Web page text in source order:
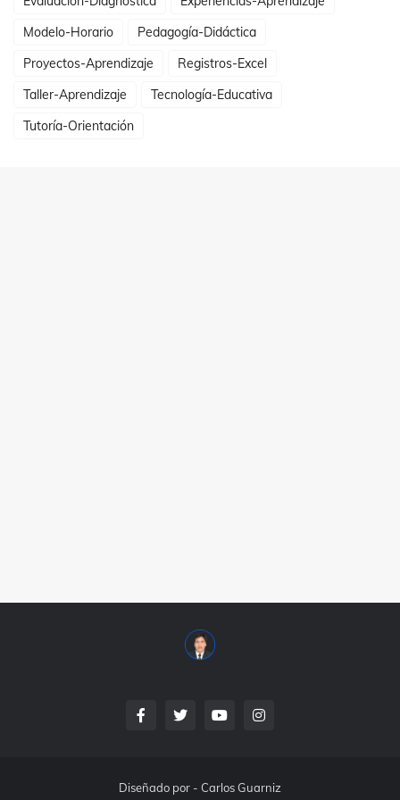
Modelo-Horario
Pedagogía-Didáctica
Proyectos-Aprendizaje
Registros-Excel
Taller-Aprendizaje
Tecnología-Educativa
Tutoría-Orientación
Diseñado por - Carlos Guarniz